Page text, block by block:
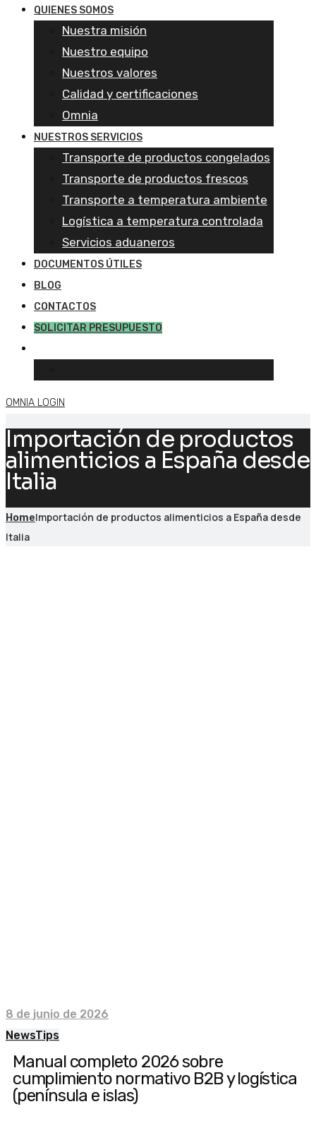
QUIENES SOMOS
Nuestra misión
Nuestro equipo
Nuestros valores
Calidad y certificaciones
Omnia
NUESTROS SERVICIOS
Transporte de productos congelados
Transporte de productos frescos
Transporte a temperatura ambiente
Logística a temperatura controlada
Servicios aduaneros
DOCUMENTOS ÚTILES
BLOG
CONTACTOS
SOLICITAR PRESUPUESTO
OMNIA LOGIN
Importación de productos
alimenticios a España desde
Italia
HomeImportación de productos alimenticios a España desde
Italia
8 de junio de 2026
NewsTips
Manual completo 2026 sobre
cumplimiento normativo B2B y logística
(península e islas)